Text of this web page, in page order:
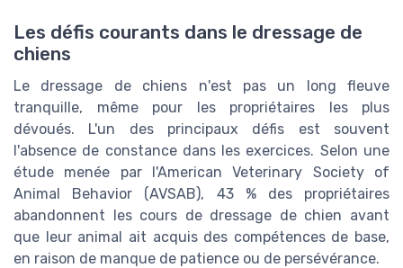
Les défis courants dans le dressage de
chiens
Le dressage de chiens n'est pas un long fleuve
tranquille, même pour les propriétaires les plus
dévoués. L'un des principaux défis est souvent
l'absence de constance dans les exercices. Selon une
étude menée par l'American Veterinary Society of
Animal Behavior (AVSAB), 43 % des propriétaires
abandonnent les cours de dressage de chien avant
que leur animal ait acquis des compétences de base,
en raison de manque de patience ou de persévérance.